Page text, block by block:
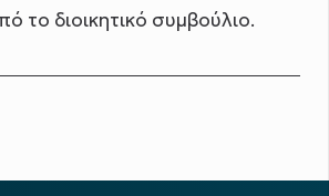
το διοικητικό συμβούλιο.